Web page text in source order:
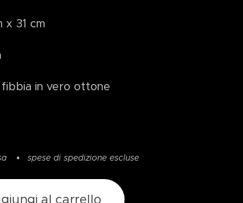
x 31 cm
fibbia in vero ottone
spese di spedizione escluse
al carrello